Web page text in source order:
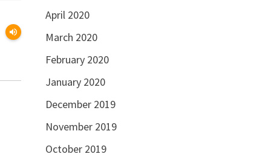
volume_up
April 2020
March 2020
February 2020
January 2020
December 2019
November 2019
October 2019